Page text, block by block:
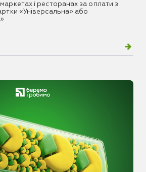
і ресторанах за оплати з
«Універсальна» або